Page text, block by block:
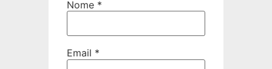
Nome *
Email *